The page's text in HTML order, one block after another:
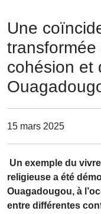
Une
cohésion et
15 mars 2025
Un exemple du
religieuse a été
Ouagadougou, à
entre différentes